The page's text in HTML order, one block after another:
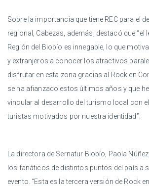
Sobre la importancia que tiene REC para el
regional, Cabezas, además, destacó que “el
Región del Biobío es innegable, lo que
y extranjeros a conocer los atractivos
disfrutar en esta zona gracias al Rock en
se ha afianzado estos últimos años y que
vincular al desarrollo del turismo local con
turistas motivados por nuestra identidad”.
La directora de Sernatur Biobío, Paola
los fanáticos de distintos puntos del país a
evento. “Esta es la tercera versión de Rock